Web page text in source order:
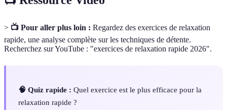
> 📺 Pour aller plus loin : Regardez des exercices de relaxation
rapide, une analyse complète sur les techniques de détente.
Recherchez sur YouTube : "exercices de relaxation rapide 2026".
🧠 Quiz rapide : Quel exercice est le plus efficace pour la
relaxation rapide ?